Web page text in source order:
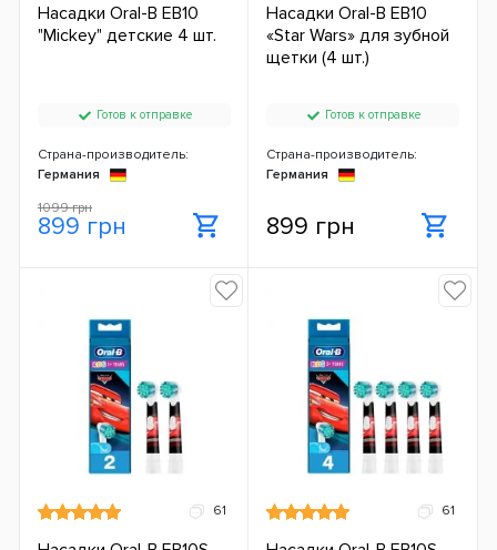
Насадки Oral-B EB10
"Mickey" детские 4 шт.
Готов к отправке
Страна-производитель:
Германия
1099 грн
899 грн
Насадки Oral-B EB10
«Star Wars» для зубной
щетки (4 шт.)
Готов к отправке
Страна-производитель:
Германия
899 грн
61 61